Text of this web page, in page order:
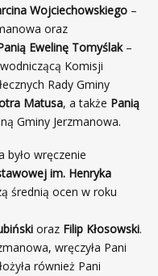
Wojciechowskiego –
oraz
Ewelinę Tomyślak–
Komisji
Rady Gminy
Matusa, a także Panią
Gminy Jerzmanowa.
było wręczenie
im. Henryka
średnią ocen w roku
oraz Filip Kłosowski.
wręczyła Pani
również Pani